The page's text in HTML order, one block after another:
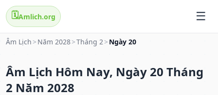
🗓️Amlich.org
Âm Lịch > Năm 2028>Tháng 2> Ngày 20
Âm Lịch Hôm Nay, Ngày 20 Tháng
2 Năm 2028